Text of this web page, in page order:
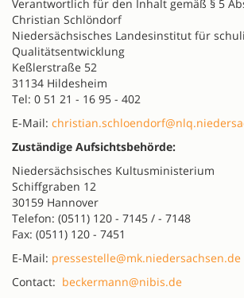
Verantwortlich für den Inhalt gemäß § 5
Christian Schlöndorf
Niedersächsisches Landesinstitut für
Qualitätsentwicklung
Keßlerstraße 52
31134 Hildesheim
Tel: 0 51 21 - 16 95 - 402
E-Mail:
Zuständige Aufsichtsbehörde:
Niedersächsisches Kultusministerium
Schiffgraben 12
30159 Hannover
Telefon: (0511) 120 - 7145 / - 7148
Fax: (0511) 120 - 7451
E-Mail: pressestelle@mk.niedersachsen.de
Contact: beckermann@nibis.de